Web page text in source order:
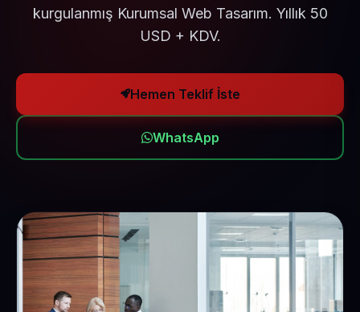
kurgulanmış Kurumsal Web Tasarım. Yıllık 50
USD + KDV.
Hemen Teklif İste
WhatsApp